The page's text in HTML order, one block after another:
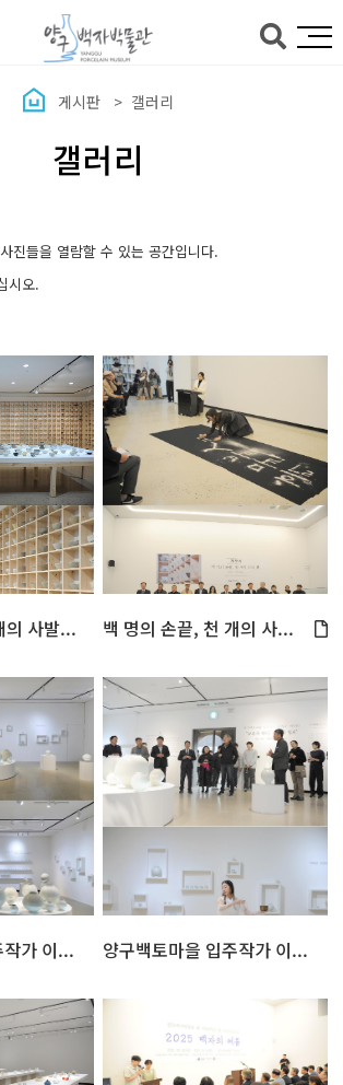
게시판 갤러리
갤러리
진들을 열람할 수 있는 공간입니다.
시오.
의 사발... 백 명의 손끝, 천 개의 사...
가 이... 양구백토마을 입주작가 이...